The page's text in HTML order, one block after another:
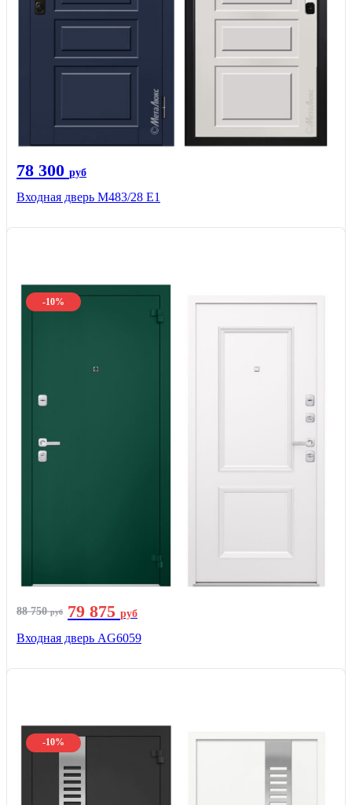
78 300 руб
Входная дверь М483/28 Е1
-10%
88 750руб 79 875 руб
Входная дверь AG6059
-10%